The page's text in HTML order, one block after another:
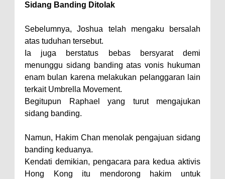
Sidang Banding Ditolak
Sebelumnya, Joshua telah mengaku bersalah
atas tuduhan tersebut.
Ia juga berstatus bebas bersyarat demi
menunggu sidang banding atas vonis hukuman
enam bulan karena melakukan pelanggaran lain
terkait Umbrella Movement.
Begitupun Raphael yang turut mengajukan
sidang banding.
Namun, Hakim Chan menolak pengajuan sidang
banding keduanya.
Kendati demikian, pengacara para kedua aktivis
Hong Kong itu mendorong hakim untuk